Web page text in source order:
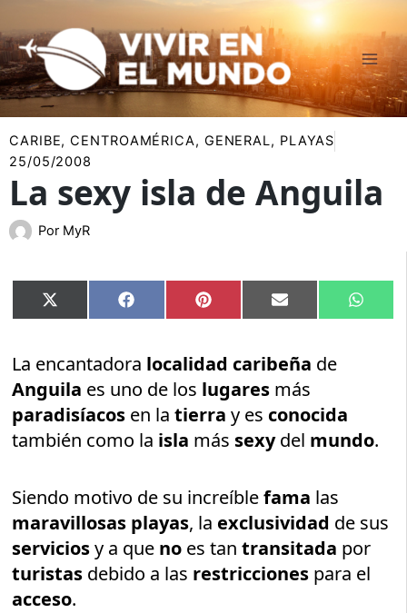
al
contenido
CARIBE,CENTROAMÉRICA, GENERAL, PLAYAS
25/05/2008
La sexy isla de Anguila
Por MyR
Compartir
en
X
(Twitter)
Compartir
en
Facebook Compartir
en
Pinterest Compartir
en
Email
en
La encantadora localidad caribeña de
Anguila es uno de los lugares más
paradisíacos en latierray es conocida
también como la isla más sexydel mundo.
Siendo motivo de su increíblefama las
maravillosas playas, la exclusividad de sus
serviciosy a que no es tantransitada por
turistas debido a las restricciones para el
acceso.